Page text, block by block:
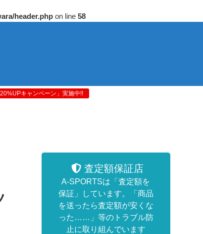
header.php on line 58
キャンペーン」実施中!!
査定額保証店
A-SPORTSは「査定額を
保証」しています。「商品
を送ったら査定額が安くな
った……」等のトラブル防
止に取り組んでいます